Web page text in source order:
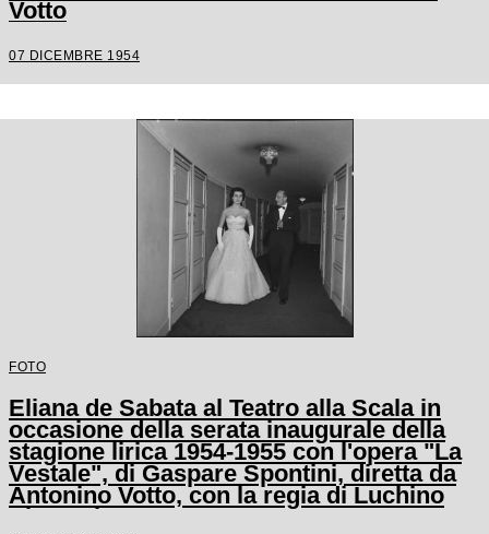
Votto
07 DICEMBRE 1954
FOTO
Eliana de Sabata al Teatro alla Scala in
occasione della serata inaugurale della
stagione lirica 1954-1955 con l'opera "La
Vestale", di Gaspare Spontini, diretta da
Antonino Votto, con la regia di Luchino
Visconti